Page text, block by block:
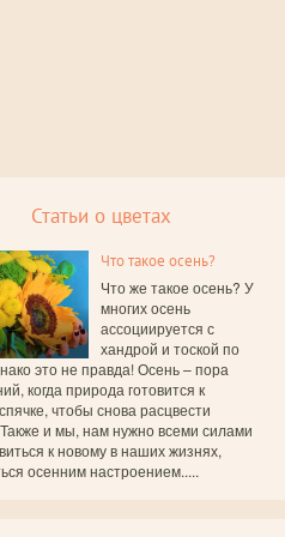
Статьи о цветах
Что такое осень?
Что же такое осень? У
многих осень
ассоциируется с
хандрой и тоской по
это не правда! Осень – пора
когда природа готовится к
чтобы снова расцвести
и мы, нам нужно всеми силами
к новому в наших жизнях,
осенним настроением.....